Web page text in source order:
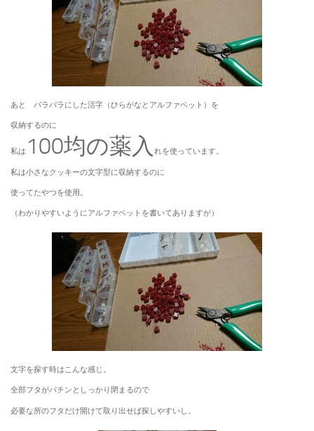
あと バラバラにした活字（ひらがなとアルファベット）を
収納するのに
私は 100均の薬入 れを使っています。
私は小さなクッキーの文字型に収納するのに
使ってたやつを使用。
（わかりやすいようにアルファベットを書いてありますが）
文字を探す時はこんな感じ。
全部フタがパチンとしっかり閉まるので
必要な所のフタだけ開けて取り出せば探しやすいし。